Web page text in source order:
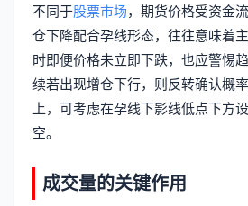
不同于股票市场，期货价格受资金
仓下降配合孕线形态，往往意味着
时即便价格未立即下跌，也应警惕
续若出现增仓下行，则反转确认概
上，可考虑在孕线下影线低点下方
空。
成交量的关键作用